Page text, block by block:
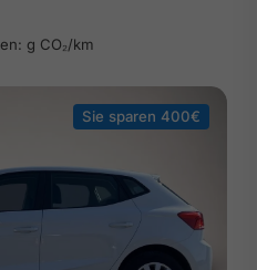
g CO₂/km
Sie sparen 400€